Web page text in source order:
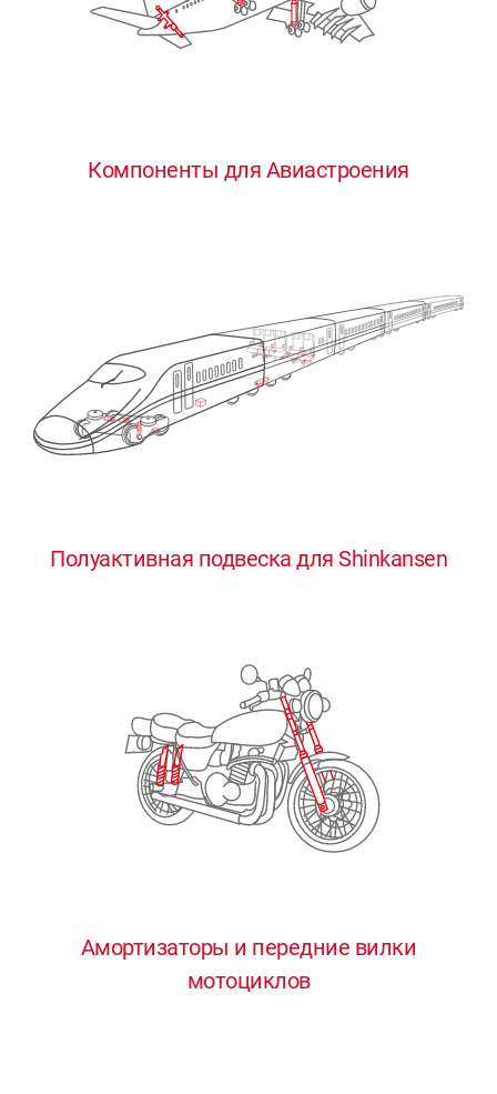
Компоненты для Авиастроения
Полуактивная подвеска для Shinkansen
Амортизаторы и передние вилки
мотоциклов
0 1
2
0
3
4
6
7
0
2
3
4
6
7
0
2
3
4
6
7
0
2
3
4
6
0
3
4
6